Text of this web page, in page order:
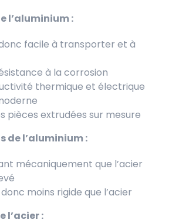
l’aluminium :
facile à transporter et à
à la corrosion
thermique et électrique
pièces extrudées sur mesure
de l’aluminium :
mécaniquement que l’acier
moins rigide que l’acier
l’acier :